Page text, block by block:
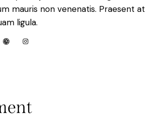
mauris non venenatis. Praesent at
ligula.